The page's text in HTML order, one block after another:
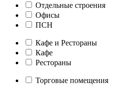
Отдельные строения
Офисы
ПСН
Кафе и Рестораны
Кафе
Рестораны
Торговые помещения